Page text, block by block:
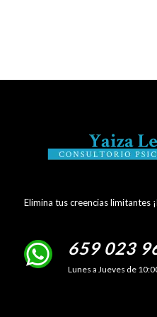
Elimina tus creencias limitantes
659 023
Lunes a Jueves de